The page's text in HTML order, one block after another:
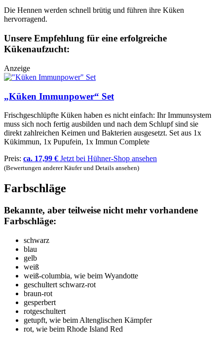
Die Hennen werden schnell brütig und führen ihre Küken
hervorragend.
Unsere Empfehlung für eine erfolgreiche
Kükenaufzucht:
Anzeige
„Küken Immunpower“ Set
Frischgeschlüpfte Küken haben es nicht einfach: Ihr Immunsystem
muss sich noch fertig ausbilden und nach dem Schlupf sind sie
direkt zahlreichen Keimen und Bakterien ausgesetzt. Set aus 1x
Kükimmun, 1x Pupufein, 1x Immun Complete
Preis: ca. 17,99 € Jetzt bei Hühner-Shop ansehen
(Bewertungen anderer Käufer und Details ansehen)
Farbschläge
Bekannte, aber teilweise nicht mehr vorhandene
Farbschläge:
schwarz
blau
gelb
weiß
weiß-columbia, wie beim Wyandotte
geschultert schwarz-rot
braun-rot
gesperbert
rotgeschultert
getupft, wie beim Altenglischen Kämpfer
rot, wie beim Rhode Island Red